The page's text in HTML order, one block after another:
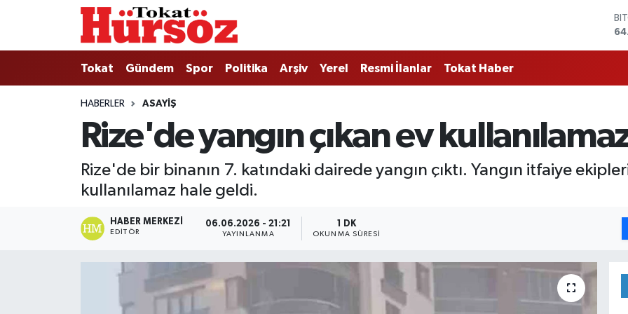
Tokat Gündem Spor Politika Arşiv Yerel Resmi İlanlar Tokat Haber
HABERLER ASAYIŞ
Rize'de yangın çıkan ev
Rize'de bir binanın 7. katındaki dairede yangın çıktı. Yangın itfaiye
kullanılamaz hale geldi.
HABER MERKEZI
EDITÖR
06.06.2026 - 21:21
YAYINLANMA
1 DK
OKUNMA SÜRESI
Tokat
Türkiye Gündemi
Gündem
Politika
Nöbetçi Eczaneler
Hava Durumu
Tokat Namaz Vakitleri
Süper Lig Puan Durumu ve Fikstür
Tüm Manşetler